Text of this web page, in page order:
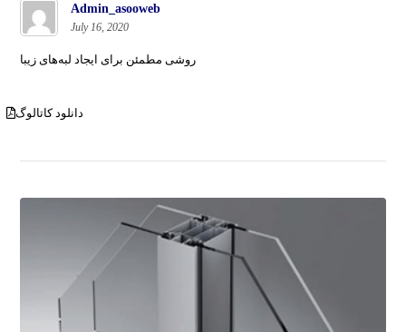
Admin_asooweb
July 16, 2020
روشی مطمئن برای ایجاد لبه‌های زیبا
دانلود کاتالوگ